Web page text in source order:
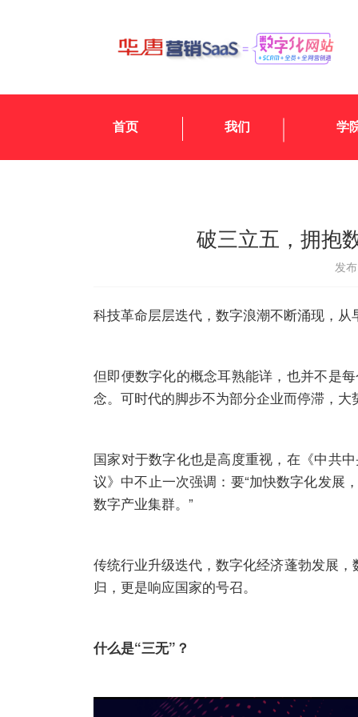
首页 我们 学
破三立五，拥抱
发
科技革命层层迭代，数字浪潮不断涌现，
但即便数字化的概念耳熟能详，也并不是
念。可时代的脚步不为部分企业而停滞，大
国家对于数字化也是高度重视，在《中共
议》中不止一次强调：要“加快数字化发展
数字产业集群。”
传统行业升级迭代，数字化经济蓬勃发展
归，更是响应国家的号召。
什么是“三无”？